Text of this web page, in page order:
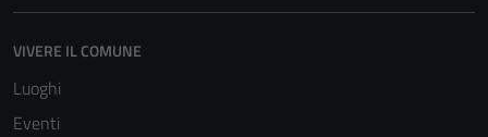
VIVERE IL COMUNE
Luoghi
Eventi
Questi cookie